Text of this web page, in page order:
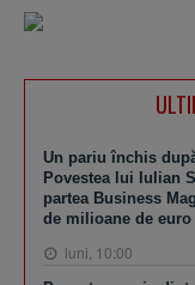
Un pariu închis
Povestea lui Iulian
partea Business
de milioane de euro
luni, 10:00